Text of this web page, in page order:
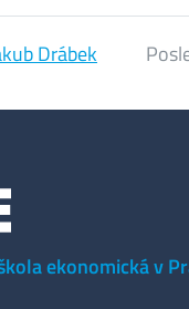
Drábek
ekonomická v